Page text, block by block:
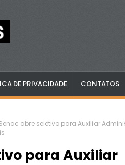
DE PRIVACIDADE CONTATOS
abre seletivo para Auxiliar
para Auxiliar